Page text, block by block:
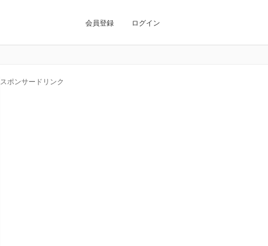
会員登録 ログイン
スポンサードリンク